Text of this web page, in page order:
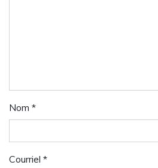
Nom *
Courriel *